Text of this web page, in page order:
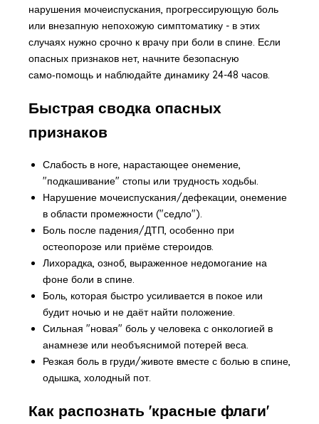
нарушения мочеиспускания, прогрессирующую боль
или внезапную непохожую симптоматику - в этих
случаях нужно срочно к врачу при боли в спине. Если
опасных признаков нет, начните безопасную
само‑помощь и наблюдайте динамику 24-48 часов.
Быстрая сводка опасных
признаков
Слабость в ноге, нарастающее онемение,
"подкашивание" стопы или трудность ходьбы.
Нарушение мочеиспускания/дефекации, онемение
в области промежности ("седло").
Боль после падения/ДТП, особенно при
остеопорозе или приёме стероидов.
Лихорадка, озноб, выраженное недомогание на
фоне боли в спине.
Боль, которая быстро усиливается в покое или
будит ночью и не даёт найти положение.
Сильная "новая" боль у человека с онкологией в
анамнезе или необъяснимой потерей веса.
Резкая боль в груди/животе вместе с болью в спине,
одышка, холодный пот.
Как распознать 'красные флаги'